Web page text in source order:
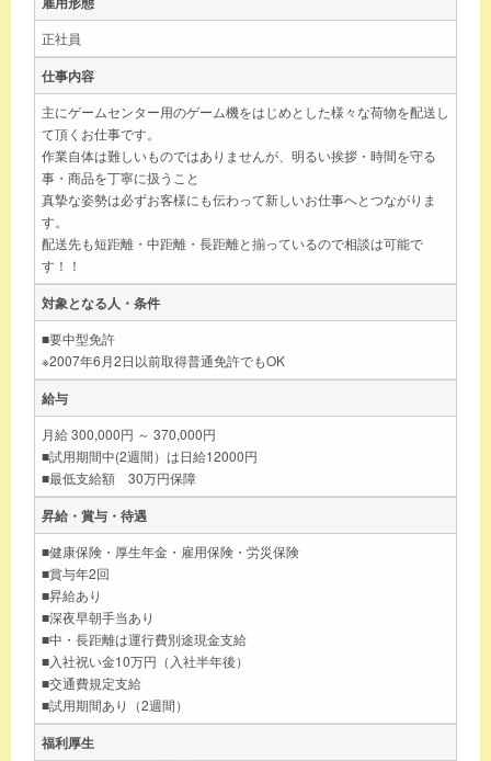
正社員
仕事内容
主にゲームセンター用のゲーム機をはじめとした様々な荷物を配送し
て頂くお仕事です。
作業自体は難しいものではありませんが、明るい挨拶・時間を守る
事・商品を丁寧に扱うこと
真摯な姿勢は必ずお客様にも伝わって新しいお仕事へとつながりま
す。
配送先も短距離・中距離・長距離と揃っているので相談は可能で
す！！
対象となる人・条件
■要中型免許
※2007年6月2日以前取得普通免許でもOK
給与
月給 300,000円 ～ 370,000円
■試用期間中(2週間）は日給12000円
■最低支給額 30万円保障
昇給・賞与・待遇
■健康保険・厚生年金・雇用保険・労災保険
■賞与年2回
■昇給あり
■深夜早朝手当あり
■中・長距離は運行費別途現金支給
■入社祝い金10万円（入社半年後）
■交通費規定支給
■試用期間あり（2週間）
福利厚生